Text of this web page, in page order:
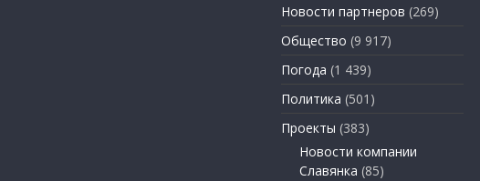
Новости партнеров (269)
Общество (9 917)
Погода (1 439)
Политика (501)
Проекты (383)
Новости компании
Славянка (85)